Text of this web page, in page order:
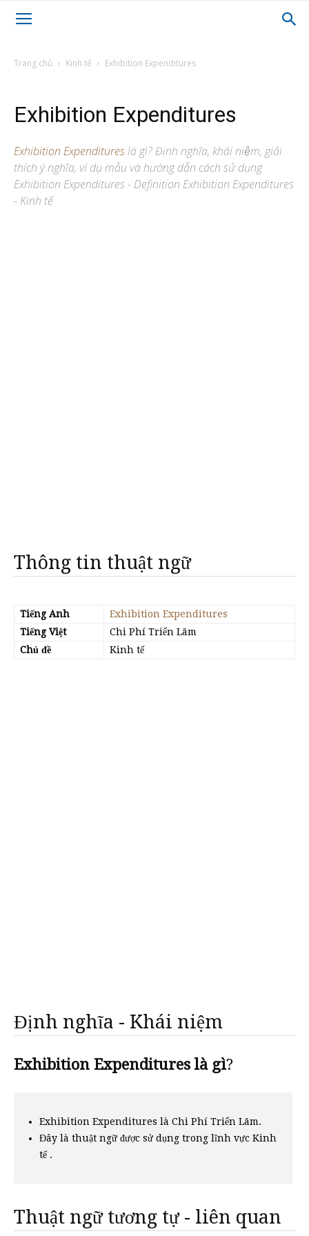
Trang chủ Kinh tế Exhibition Expenditures
Exhibition Expenditures
Exhibition Expenditureslà gì? Định nghĩa, khái niệm, giải
thích ý nghĩa, ví dụ mẫu và hướng dẫn cách sử dụng
Exhibition Expenditures - Definition Exhibition Expenditures
- Kinh tế
Thông tin thuật ngữ
Tiếng Anh
Exhibition Expenditures
Tiếng Việt
Chi Phí Triển Lãm
Chủ đề
Kinh tế
Định nghĩa - Khái niệm
Exhibition Expenditures là gì?
Exhibition Expenditures là Chi Phí Triển Lãm.
Đây là thuật ngữ được sử dụng trong lĩnh vực Kinh
tế .
Thuật ngữ tương tự - liên quan